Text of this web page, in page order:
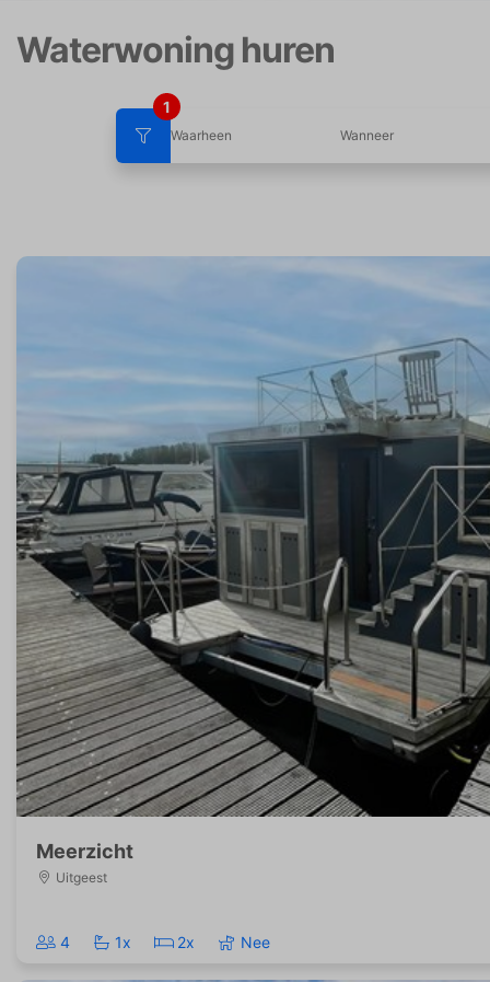
Waterwoning huren
Meerzicht
Uitgeest
4 1x 2x Nee
1
Waarheen Wanneer